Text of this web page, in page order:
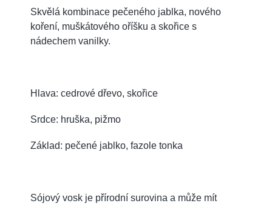
Skvělá kombinace pečeného jablka, nového
koření, muškátového oříšku a skořice s
nádechem vanilky.
Hlava: cedrové dřevo, skořice
Srdce: hruška, pižmo
Základ: pečené jablko, fazole tonka
Sójový vosk je přírodní surovina a může mít